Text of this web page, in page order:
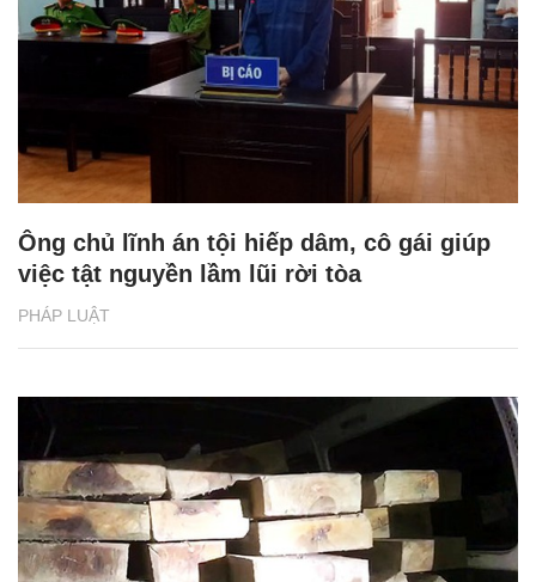
PHÁP LUẬT
Ông chủ lĩnh án tội hiếp dâm, cô gái giúp
việc tật nguyền lầm lũi rời tòa